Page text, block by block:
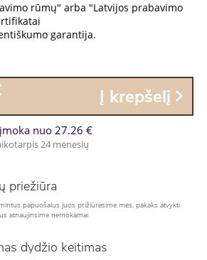
rūmų" arba "Latvijos prabavimo
garantija.
Į krepšelį
nuo 27.26 €
24 mėnesių
priežiūra
papuošalus juos prižiūrėsime mes, pakaks atvykti
atnaujinsime nemokamai
dydžio keitimas